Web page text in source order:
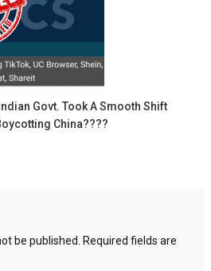
Govt. Took A Smooth Shift
China????
be published.
Required fields are